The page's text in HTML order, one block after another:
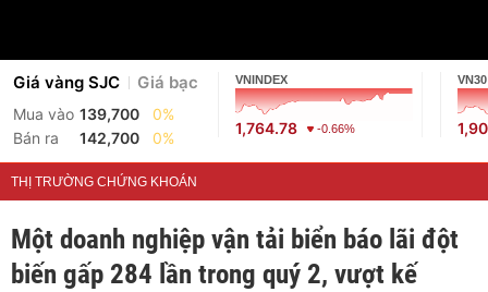
Giá vàng SJC Giá bạc
Mua vào 139,700
0%
Bán ra
142,700 0%
VNINDEX
1,764.78 -0.66%
VN30
THỊ TRƯỜNG CHỨNG KHOÁN
Một doanh nghiệp vận tải biển báo lãi đột
biến gấp 284 lần trong quý 2, vượt kế